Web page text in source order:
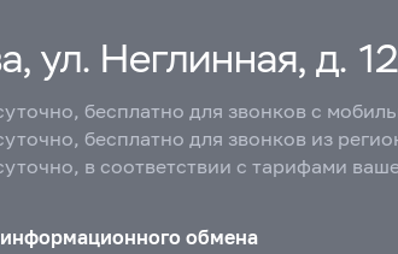
ул. Неглинная, д.
бесплатно для звонков с
бесплатно для звонков из
в соответствии с тарифами
обмена